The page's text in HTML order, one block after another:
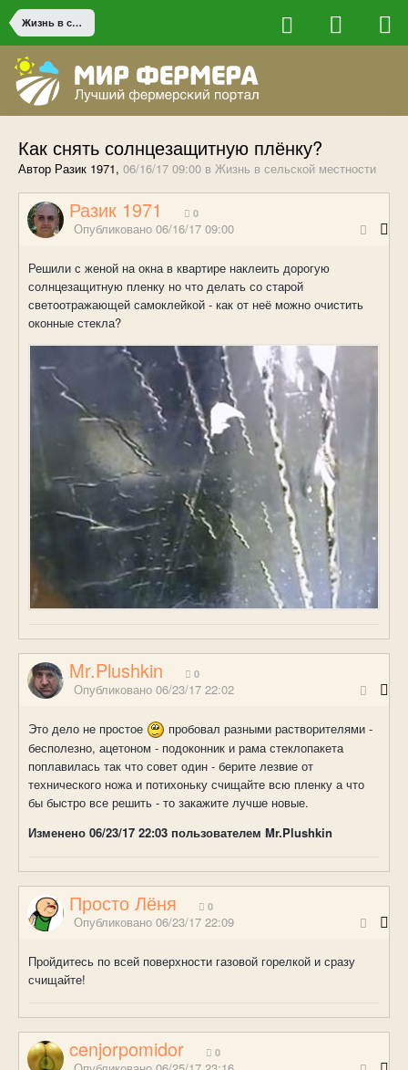
Жизнь в сельской местности
Как снять солнцезащитную плёнку?
Автор Разик 1971, 06/16/17 09:00 в Жизнь в сельской местности
Разик 1971 0
Опубликовано 06/16/17 09:00
Решили с женой на окна в квартире наклеить дорогую
солнцезащитную пленку но что делать со старой
светоотражающей самоклейкой - как от неё можно очистить
оконные стекла?
Mr.Plushkin 0
Опубликовано 06/23/17 22:02
Это дело не простое
пробовал разными растворителями -
бесполезно, ацетоном - подоконник и рама стеклопакета
поплавилась так что совет один - берите лезвие от
технического ножа и потихоньку счищайте всю пленку а что
бы быстро все решить - то закажите лучше новые.
Изменено 06/23/17 22:03 пользователем Mr.Plushkin
Просто Лёня 0
Опубликовано 06/23/17 22:09
Пройдитесь по всей поверхности газовой горелкой и сразу
счищайте!
cenjorpomidor 0